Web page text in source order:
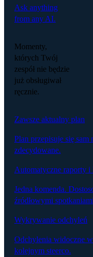
Ask anything
from any AI.
Momenty,
których Twój
zespół nie będzie
już obsługiwał
ręcznie.
Zawsze aktualny plan
Plan przepisuje się sam
zdecydowane.
Automatyczne raporty i
Jedna komenda.
źródłowymi
Wykrywanie odchyleń
Odchylenia widoczne
kolejnym steerco.